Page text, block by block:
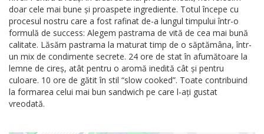
doar cele mai bune și proaspete ingrediente. Totul începe cu
procesul nostru care a fost rafinat de-a lungul timpului într-o
formulă de success: Alegem pastrama de vită de cea mai bună
calitate. Lăsăm pastrama la maturat timp de o săptămâna, într-
un mix de condimente secrete. 24 ore de stat în afumătoare la
lemne de cireș, atât pentru o aromă inedită cât și pentru
culoare. 10 ore de gătit în stil “slow cooked”. Toate contribuind
la formarea celui mai bun sandwich pe care l-ați gustat
vreodată.